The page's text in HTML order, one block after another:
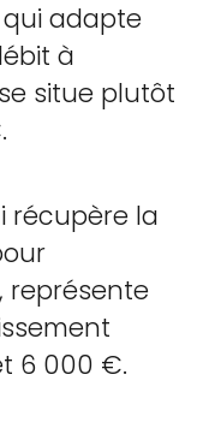
qui adapte
à
situe plutôt
récupère la
représente
6 000 €.